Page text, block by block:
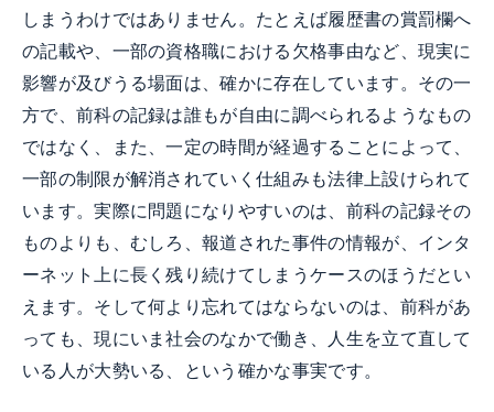
しまうわけではありません。たとえば履歴書の賞罰欄へ
の記載や、一部の資格職における欠格事由など、現実に
影響が及びうる場面は、確かに存在しています。その一
方で、前科の記録は誰もが自由に調べられるようなもの
ではなく、また、一定の時間が経過することによって、
一部の制限が解消されていく仕組みも法律上設けられて
います。実際に問題になりやすいのは、前科の記録その
ものよりも、むしろ、報道された事件の情報が、インタ
ーネット上に長く残り続けてしまうケースのほうだとい
えます。そして何より忘れてはならないのは、前科があ
っても、現にいま社会のなかで働き、人生を立て直して
いる人が大勢いる、という確かな事実です。